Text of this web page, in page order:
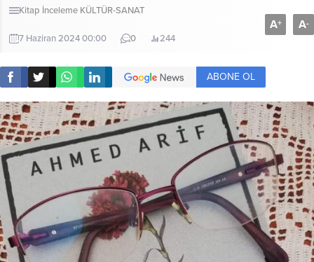
Kitap İnceleme KÜLTÜR-SANAT
7 Haziran 2024 00:00 0 244
A+ A-
ABONE OL